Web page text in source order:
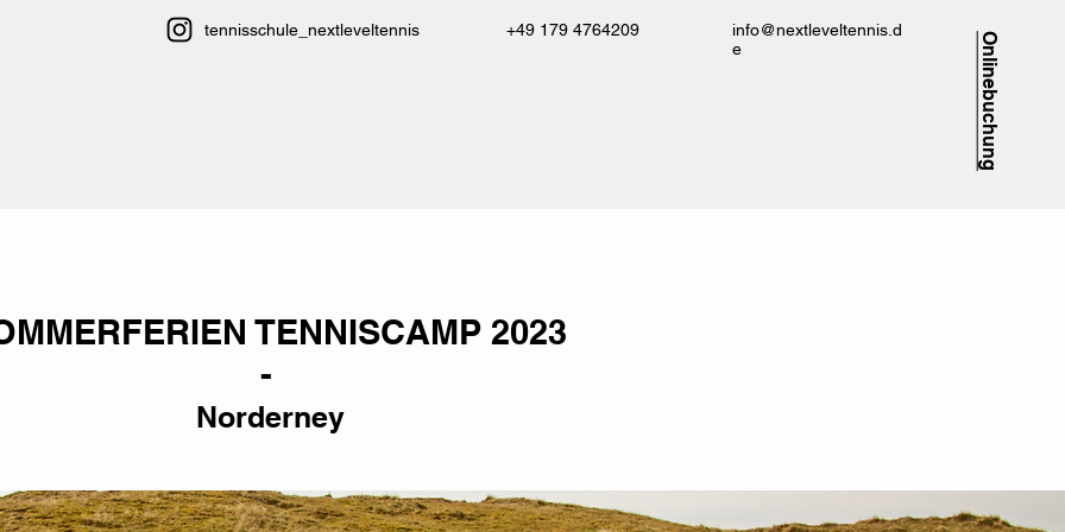
tennisschule_nextleveltennis +49 179 4764209
info@nextleveltennis.d
e
Onlinebuchung
TENNISCAMP 2023
-
Norderney